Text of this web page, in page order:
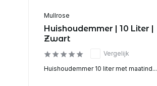
Mullrose
Huishoudemmer | 10 Liter |
Zwart
Vergelijk
Huishoudemmer 10 liter met maatind...